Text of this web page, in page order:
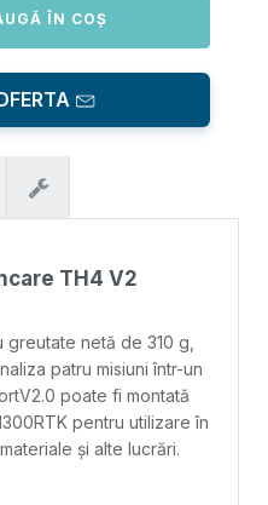
ÎN COȘ
TH4 V2
greutate netă de 310 g,
patru misiuni într-un
poate fi montată
pentru utilizare în
și alte lucrări.